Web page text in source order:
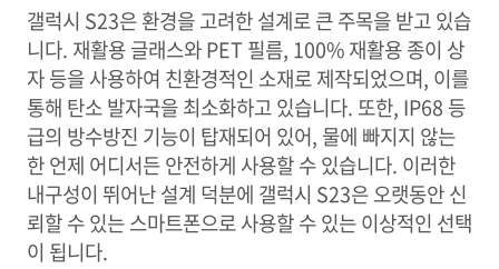
갤럭시 S23은 환경을 고려한 설계로 큰 주목을 받고 있습
니다. 재활용 글래스와 PET 필름, 100% 재활용 종이 상
자 등을 사용하여 친환경적인 소재로 제작되었으며, 이를
통해 탄소 발자국을 최소화하고 있습니다. 또한, IP68 등
급의 방수방진 기능이 탑재되어 있어, 물에 빠지지 않는
한 언제 어디서든 안전하게 사용할 수 있습니다. 이러한
내구성이 뛰어난 설계 덕분에 갤럭시 S23은 오랫동안 신
뢰할 수 있는 스마트폰으로 사용할 수 있는 이상적인 선택
이 됩니다.